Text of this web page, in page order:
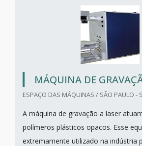
MÁQUINA DE
ESPAÇO DAS MÁQUINAS / SÃO PAULO -
A máquina de gravação a laser
polímeros plásticos opacos. Esse
extremamente utilizado na indústria